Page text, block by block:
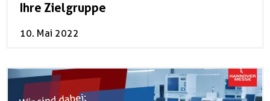
Ihre Zielgruppe
10. Mai 2022